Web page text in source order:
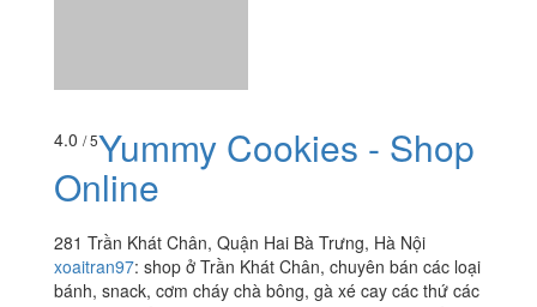
xoaitran97:shop ở Trần Khát Chân, chuyên bán các loại
thứ giá hạt rẻ ???? có nhận ship nội thành và các tỉnh